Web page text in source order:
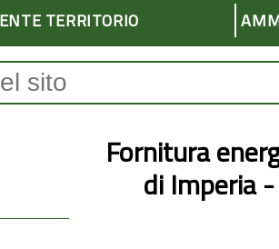
ENTE TERRITORIO
Fornitura
di Imperia